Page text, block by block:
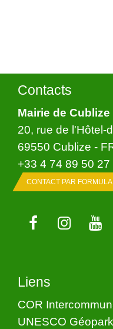
Contacts
Mairie de Cublize
20, rue de l'Hôtel-
69550 Cublize -
+33 4 74 89 50 27
CONTACT PAR
Liens
COR
UNESCO